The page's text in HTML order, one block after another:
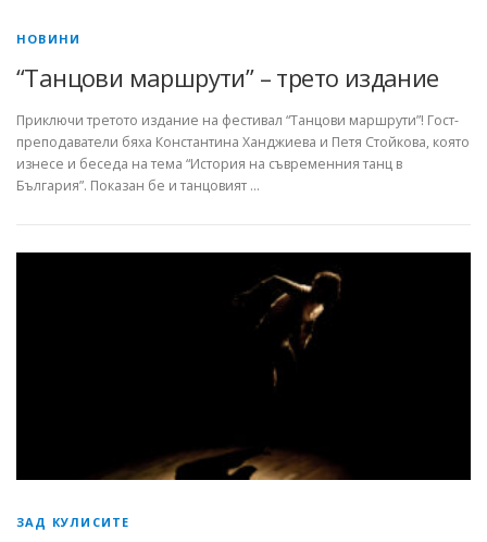
НОВИНИ
“Танцови маршрути” – трето издание
Приключи третото издание на фестивал “Танцови маршрути”! Гост-
преподаватели бяха Константина Ханджиева и Петя Стойкова, която
изнесе и беседа на тема “История на съвременния танц в
България”. Показан бе и танцовият …
ЗАД КУЛИСИТЕ